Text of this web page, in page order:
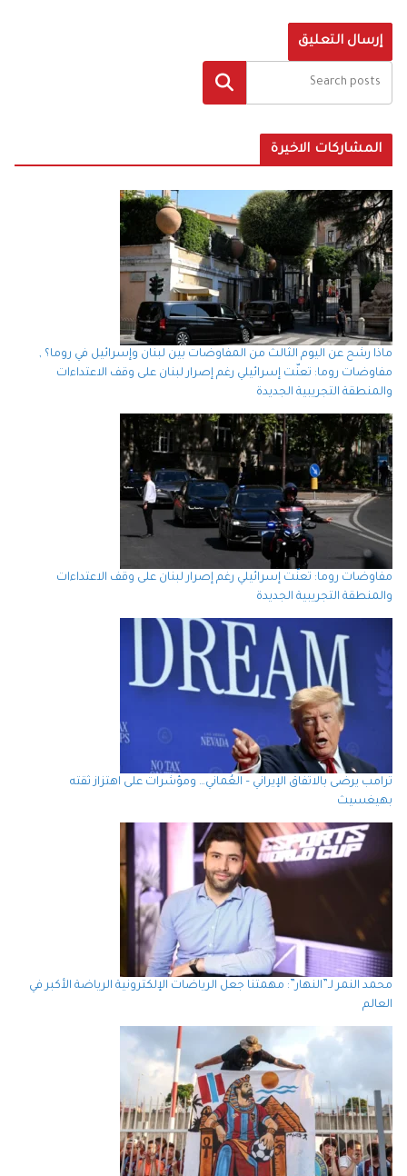
البحث
المشاركات الاخيرة
ماذا رشح عن اليوم الثالث من المفاوضات بين لبنان وإسرائيل في روما؟ ,
مفاوضات روما: تعنّت إسرائيلي رغم إصرار لبنان على وقف الاعتداءات
والمنطقة التجريبية الجديدة
مفاوضات روما: تعنّت إسرائيلي رغم إصرار لبنان على وقف الاعتداءات
والمنطقة التجريبية الجديدة
ترامب يرضى بالاتفاق الإيراني – العُماني… ومؤشرات على اهتزاز ثقته
بهيغسيث
محمد النمر لـ”النهار”: مهمتنا جعل الرياضات الإلكترونية الرياضة الأكبر في
العالم